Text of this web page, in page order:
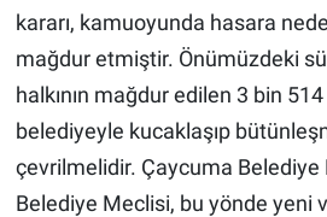
kararı, kamuoyunda hasara
mağdur etmiştir. Önümüzdeki
halkının mağdur edilen 3 bin
belediyeyle kucaklaşıp
çevrilmelidir. Çaycuma Belediye
Belediye Meclisi, bu yönde yeni